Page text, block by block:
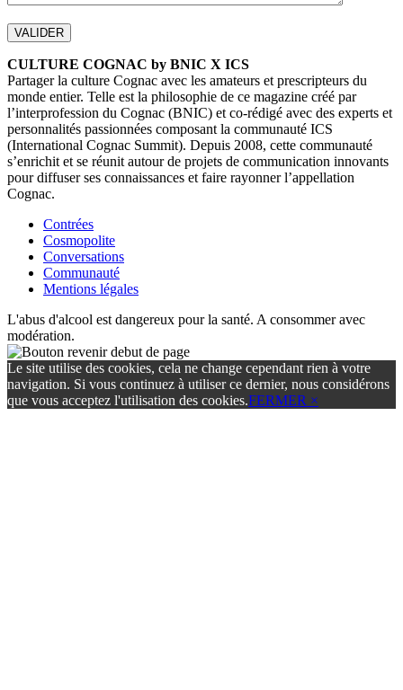
CULTURE COGNAC by BNIC X ICS
Partager la culture Cognac avec les amateurs et prescripteurs du
monde entier. Telle est la philosophie de ce magazine créé par
l’interprofession du Cognac (BNIC) et co-rédigé avec des experts et
personnalités passionnées composant la communauté ICS
(International Cognac Summit). Depuis 2008, cette communauté
s’enrichit et se réunit autour de projets de communication innovants
pour diffuser ses connaissances et faire rayonner l’appellation
Cognac.
Contrées
Cosmopolite
Conversations
Communauté
Mentions légales
L'abus d'alcool est dangereux pour la santé. A consommer avec
modération.
Le site utilise des cookies, cela ne change cependant rien à votre
navigation. Si vous continuez à utiliser ce dernier, nous considérons
que vous acceptez l'utilisation des cookies.FERMER ×